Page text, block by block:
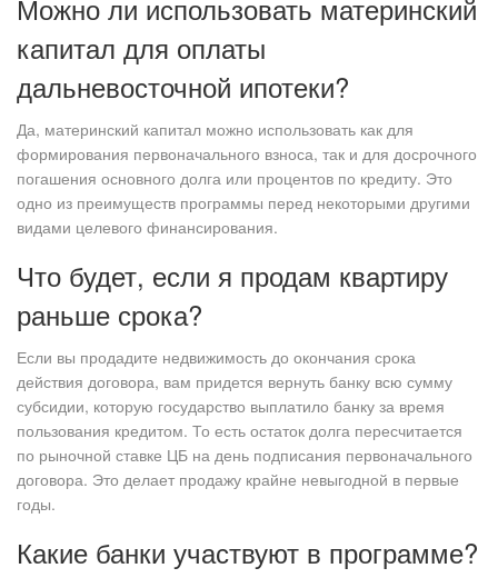
Можно ли использовать материнский
капитал для оплаты
дальневосточной ипотеки?
Да, материнский капитал можно использовать как для
формирования первоначального взноса, так и для досрочного
погашения основного долга или процентов по кредиту. Это
одно из преимуществ программы перед некоторыми другими
видами целевого финансирования.
Что будет, если я продам квартиру
раньше срока?
Если вы продадите недвижимость до окончания срока
действия договора, вам придется вернуть банку всю сумму
субсидии, которую государство выплатило банку за время
пользования кредитом. То есть остаток долга пересчитается
по рыночной ставке ЦБ на день подписания первоначального
договора. Это делает продажу крайне невыгодной в первые
годы.
Какие банки участвуют в программе?